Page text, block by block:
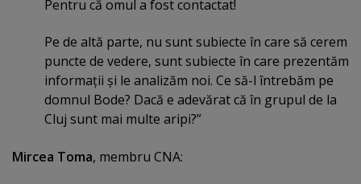
Pentru că omul a fost contactat!
Pe de altă parte, nu sunt subiecte în care să cerem
puncte de vedere, sunt subiecte în care prezentăm
informaţii şi le analizăm noi. Ce să-l întrebăm pe
domnul Bode? Dacă e adevărat că în grupul de la
Cluj sunt mai multe aripi?”
Mircea Toma, membru CNA: